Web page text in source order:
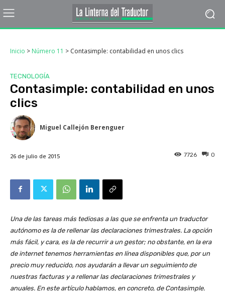
Inicio > Número 11 > Contasimple: contabilidad en unos clics
TECNOLOGÍA
Contasimple: contabilidad en unos
clics
Miguel Callejón Berenguer
26 de julio de 2015 0
7726
Una de las tareas más tediosas a las que se enfrenta un traductor
autónomo es la de rellenar las declaraciones trimestrales. La opción
más fácil, y cara, es la de recurrir a un gestor; no obstante, en la era
de internet tenemos herramientas en línea disponibles que, por un
precio muy reducido, nos ayudarán a llevar un seguimiento de
nuestras facturas y a rellenar las declaraciones trimestrales y
anuales. En este artículo hablamos, en concreto, de Contasimple.